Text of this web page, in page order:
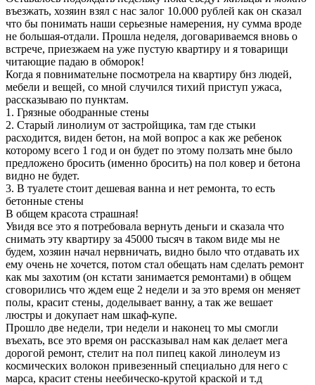
въезжать, хозяин взял с нас залог 10.000 рублей как он сказал
что бы понимать наши серьезные намерения, ну сумма вроде
не большая-отдали. Прошла неделя, договариваемся вновь о
встрече, приезжаем на уже пустую квартиру и я товарищи
читающие падаю в обморок!
Когда я повнимательне посмотрела на квартиру бнз людей,
мебели и вещей, со мной случился тихий приступ ужаса,
рассказываю по пунктам.
1. Грязные ободранные стены
2. Старый линолиум от застройщика, там где стыки
расходится, виден бетон, на мой вопрос а как же ребенок
которому всего 1 год и он будет по этому ползать мне было
предложено бросить (именно бросить) на пол ковер и бетона
видно не будет.
3. В туалете стоит дешевая ванна и нет ремонта, то есть
бетонные стены
В общем красота страшная!
Увидя все это я потребовала вернуть деньги и сказала что
снимать эту квартиру за 45000 тысяч в таком виде мы не
будем, хозяин начал нервничать, видно было что отдавать их
ему очень не хочется, потом стал обещать нам сделать ремонт
как мы захотим (он кстати занимается ремонтами) в общем
сговорились что ждем еще 2 недели и за это время он меняет
полы, красит стены, доделывает ванну, а так же вешает
люстры и докупает нам шкаф-купе.
Прошло две недели, три недели и наконец то мы смогли
въехать, все это время он рассказывал нам как делает мега
дорогой ремонт, стелит на пол пипец какой линолеум из
космических волокон привезенный специально для него с
марса, красит стены неебическо-крутой краской и т.д